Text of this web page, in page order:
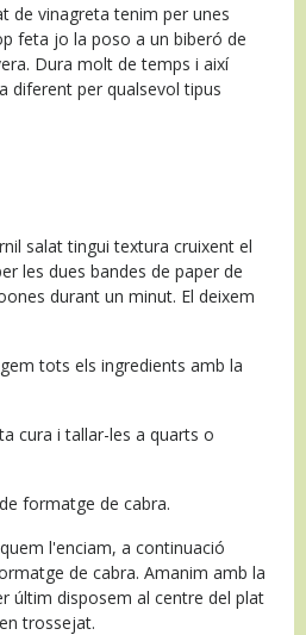
de vinagreta tenim per unes
feta jo la poso a un biberó de
Dura molt de temps i així
diferent per qualsevol tipus
salat tingui textura cruixent el
les dues bandes de paper de
durant un minut. El deixem
tots els ingredients amb la
cura i tallar-les a quarts o
formatge de cabra.
l'enciam, a continuació
de cabra. Amanim amb la
últim disposem al centre del plat
trossejat.